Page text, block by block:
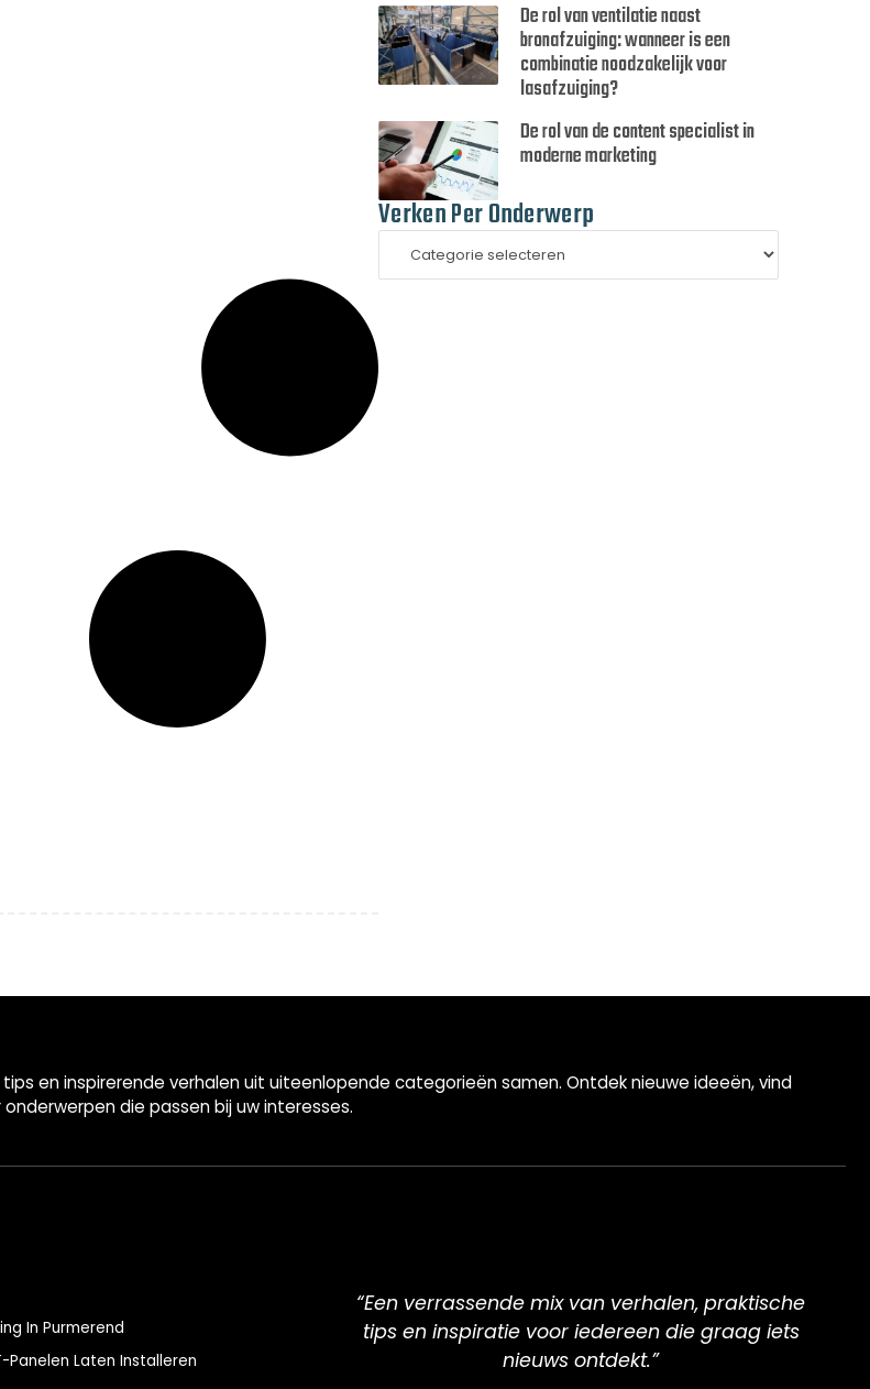
De rol van ventilatie naast
bronafzuiging: wanneer is een
combinatie noodzakelijk voor
lasafzuiging?
De rol van de content specialist in
moderne marketing
Verken Per Onderwerp
en inspirerende verhalen uit uiteenlopende categorieën samen. Ontdek nieuwe ideeën, vind
die passen bij uw interesses.
In Purmerend
Panelen Laten Installeren
“Een verrassende mix van verhalen, praktische
tips en inspiratie voor iedereen die graag iets
nieuws ontdekt.”